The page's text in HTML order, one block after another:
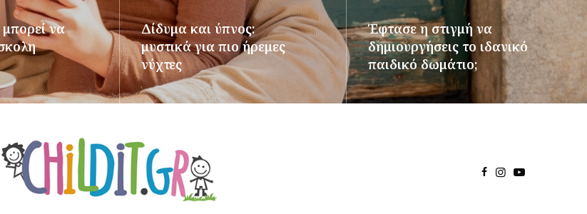
να
Δίδυμα και ύπνος:
μυστικά για πιο ήρεμες
νύχτες
ΠΕΡΙΣΣΌΤΕΡΑ
Έφτασε η στιγμή να
δημιουργήσεις το ιδανικό
παιδικό δωμάτιο;
ΠΕΡΙΣΣΌΤΕΡΑ